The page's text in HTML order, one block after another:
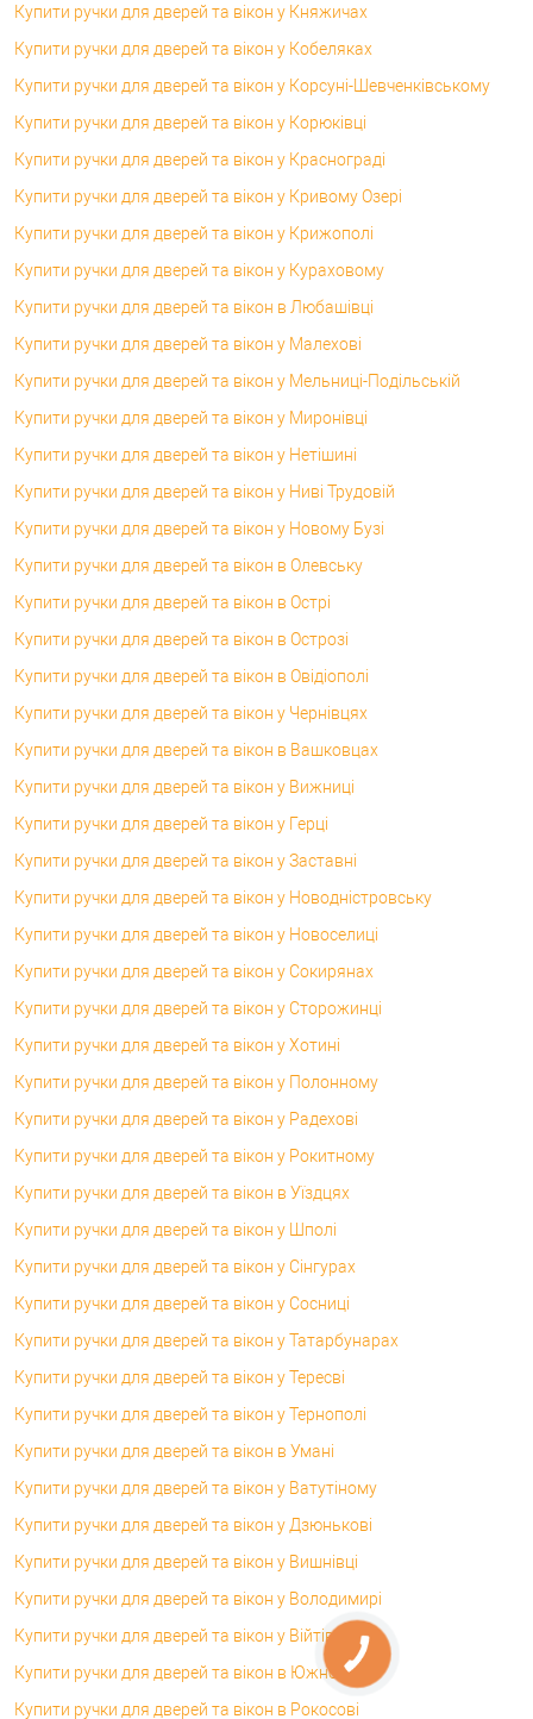
Купити ручки для дверей та вікон у Княжичах
Купити ручки для дверей та вікон у Кобеляках
Купити ручки для дверей та вікон у Корсунi-Шевченківському
Купити ручки для дверей та вікон у Корюківці
Купити ручки для дверей та вікон у Краснограді
Купити ручки для дверей та вікон у Кривому Озері
Купити ручки для дверей та вікон у Крижополі
Купити ручки для дверей та вікон у Кураховому
Купити ручки для дверей та вікон в Любашівці
Купити ручки для дверей та вікон у Малехові
Купити ручки для дверей та вікон у Мельниці-Подільській
Купити ручки для дверей та вікон у Миронівці
Купити ручки для дверей та вікон у Нетішині
Купити ручки для дверей та вікон у Ниві Трудовій
Купити ручки для дверей та вікон у Новому Бузі
Купити ручки для дверей та вікон в Олевську
Купити ручки для дверей та вікон в Острі
Купити ручки для дверей та вікон в Острозі
Купити ручки для дверей та вікон в Овідіополі
Купити ручки для дверей та вікон у Чернівцях
Купити ручки для дверей та вікон в Вашковцах
Купити ручки для дверей та вікон у Вижниці
Купити ручки для дверей та вікон у Герці
Купити ручки для дверей та вікон у Заставні
Купити ручки для дверей та вікон у Новодністровську
Купити ручки для дверей та вікон у Новоселиці
Купити ручки для дверей та вікон у Сокирянах
Купити ручки для дверей та вікон у Сторожинці
Купити ручки для дверей та вікон у Хотині
Купити ручки для дверей та вікон у Полонному
Купити ручки для дверей та вікон у Радехові
Купити ручки для дверей та вікон у Рокитному
Купити ручки для дверей та вікон в Уїздцях
Купити ручки для дверей та вікон у Шполі
Купити ручки для дверей та вікон у Сінгурах
Купити ручки для дверей та вікон у Сосниці
Купити ручки для дверей та вікон у Татарбунарах
Купити ручки для дверей та вікон у Тересві
Купити ручки для дверей та вікон у Тернополі
Купити ручки для дверей та вікон в Умані
Купити ручки для дверей та вікон у Ватутіному
Купити ручки для дверей та вікон у Дзюнькові
Купити ручки для дверей та вікон у Вишнівці
Купити ручки для дверей та вікон у Володимирі
Купити ручки для дверей та вікон у Війтівцях
Купити ручки для дверей та вікон в Южному
Купити ручки для дверей та вікон в Рокосові